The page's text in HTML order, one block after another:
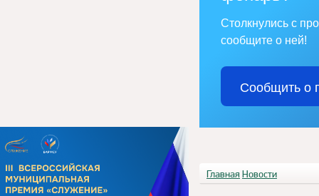
Столкнулись с
сообщите о ней!
Сообщить о
Главная Новости